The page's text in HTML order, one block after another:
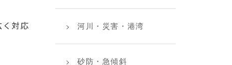
対応
河川・災害・港湾
砂防・急傾斜